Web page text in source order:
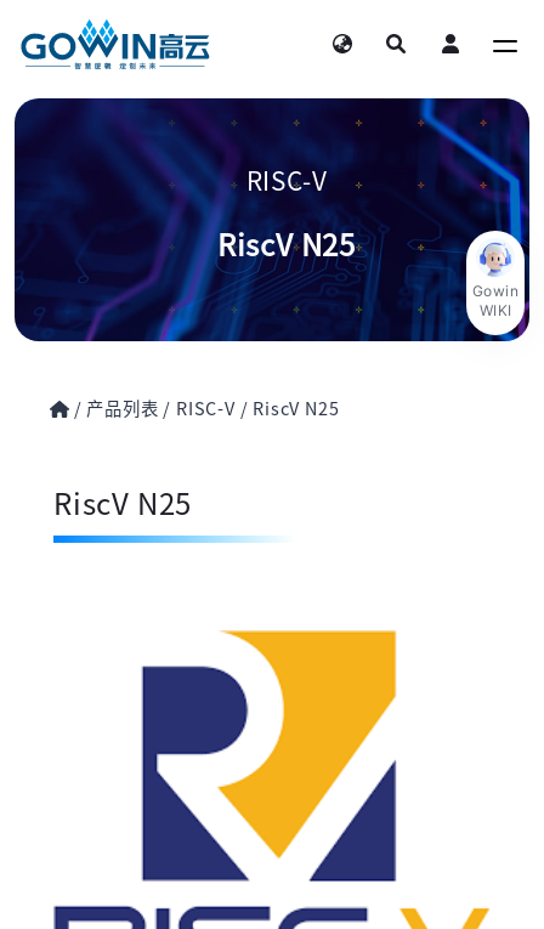
RISC-V
RiscV N25
/ 产品列表 / RISC-V / RiscV N25
RiscV N25
Gowin
WIKI